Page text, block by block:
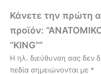
Κάνετε την πρώτη
προϊόν:
”KING””
Η ηλ. διεύθυνση σας δεν
πεδία σημειώνονται με *